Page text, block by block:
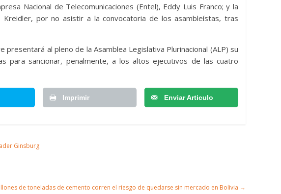
Nacional de Telecomunicaciones (Entel), Eddy Luis Franco; y la
Kreidler, por no asistir a la convocatoria de los asambleístas, tras
presentará al pleno de la Asamblea Legislativa Plurinacional (ALP) su
para sancionar, penalmente, a los altos ejecutivos de las cuatro
Imprimir Enviar Articulo
Ginsburg
de toneladas de cemento corren el riesgo de quedarse sin mercado en Bolivia →